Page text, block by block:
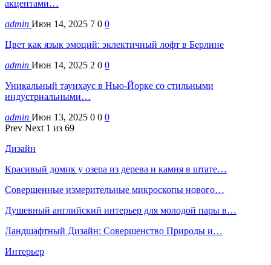
акцентами…
admin Июн 14, 2025 7 0 0
Цвет как язык эмоций: эклектичный лофт в Берлине
admin Июн 14, 2025 2 0 0
Уникальный таунхаус в Нью-Йорке со стильными
индустриальными…
admin Июн 13, 2025 0 0 0
Prev Next 1 из 69
Дизайн
Красивый домик у озера из дерева и камня в штате…
Совершенные измерительные микроскопы нового…
Душевный английский интерьер для молодой пары в…
Ландшафтный Дизайн: Совершенство Природы и…
Интерьер